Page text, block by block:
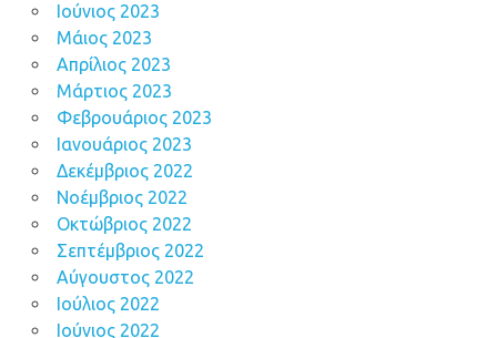
Ιούνιος 2023
Μάιος 2023
Απρίλιος 2023
Μάρτιος 2023
Φεβρουάριος 2023
Ιανουάριος 2023
Δεκέμβριος 2022
Νοέμβριος 2022
Οκτώβριος 2022
Σεπτέμβριος 2022
Αύγουστος 2022
Ιούλιος 2022
Ιούνιος 2022